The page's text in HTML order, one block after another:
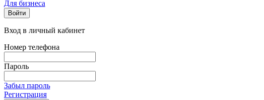
Для бизнеса
Войти
Вход в личный кабинет
Номер телефона
Пароль
Забыл пароль
Регистрация